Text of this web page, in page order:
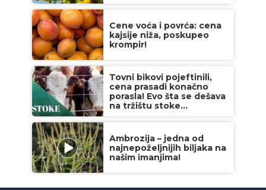
Cene voća i povrća: cena
kajsije niža, poskupeo
krompir!
Tovni bikovi pojeftinili,
cena prasadi konačno
porasla! Evo šta se dešava
na tržištu stoke...
Ambrozija – jedna od
najnepoželjnijih biljaka na
našim imanjima!